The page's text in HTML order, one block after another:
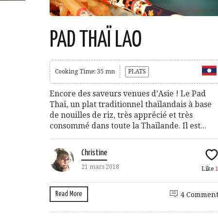
PAD THAÏ LAO
Cooking Time: 35 mn PLATS
Encore des saveurs venues d’Asie ! Le Pad
Thaï, un plat traditionnel thaïlandais à base
de nouilles de riz, très apprécié et très
consommé dans toute la Thaïlande. Il est...
Christine
21 mars 2018 Like
Read More 4